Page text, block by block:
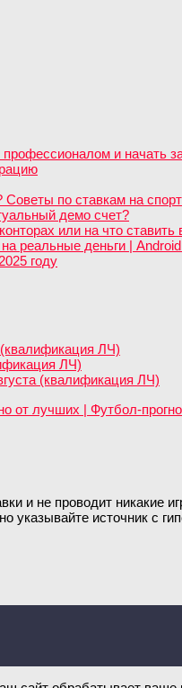
и начать
Советы по ставкам на спорт
демо счет?
или на что ставить
реальные деньги |
году
ЛЧ)
ЛЧ)
(квалификация ЛЧ)
и не проводит никакие
указывайте источник с